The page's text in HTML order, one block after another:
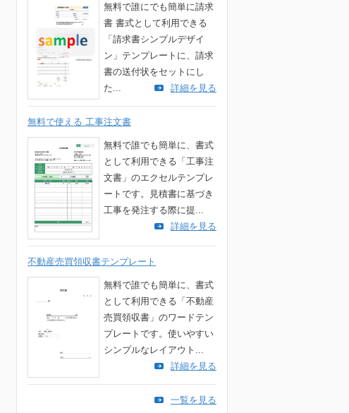
無料で誰にでも簡単に請求
書 書式として利用できる
「請求書シンプルデザイ
ン」テンプレートに、請求
書の送付状をセットにし
た...
詳細を見る
無料で使える 工事注文書
無料で誰でも簡単に、書式
として利用できる「工事注
文書」のエクセルテンプレ
ートです。見積書に基づき
工事を発注する際に提...
詳細を見る
不動産売買領収書テンプレート
無料で誰でも簡単に、書式
として利用できる「不動産
売買領収書」のワードテン
プレートです。使いやすい
シンプルなレイアウト...
詳細を見る
一覧を見る